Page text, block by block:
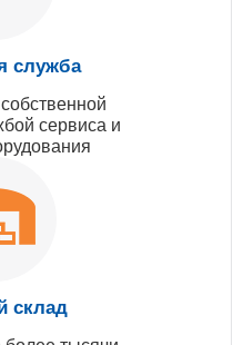
служба
сервиса и
склад